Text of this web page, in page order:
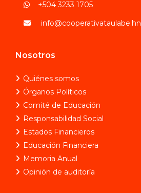
+504 3233 1705
info@cooperativataulabe.hn
Nosotros
Quiénes somos
Órganos Políticos
Comité de Educación
Responsabilidad Social
Estados Financieros
Educación Financiera
Memoria Anual
Opinión de auditoría